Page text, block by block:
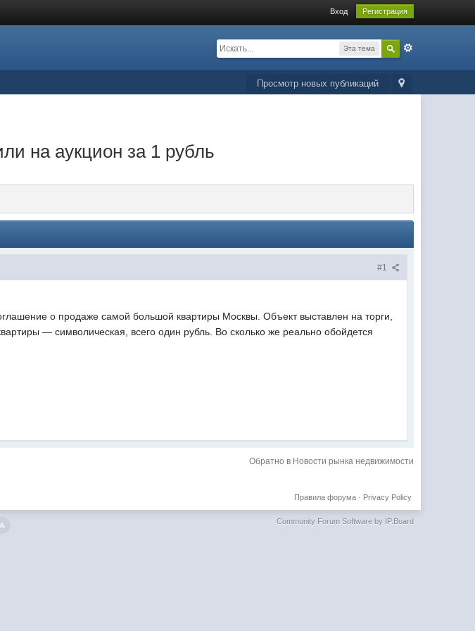
Вход Регистрация
Эта тема
Просмотр новых публикаций
на аукцион за 1 рубль
#1
о продаже самой большой квартиры Москвы. Объект выставлен на торги,
— символическая, всего один рубль. Во сколько же реально обойдется
Обратно в Новости рынка недвижимости
Privacy Policy
Правила форума·
Community Forum Software by IP.Board